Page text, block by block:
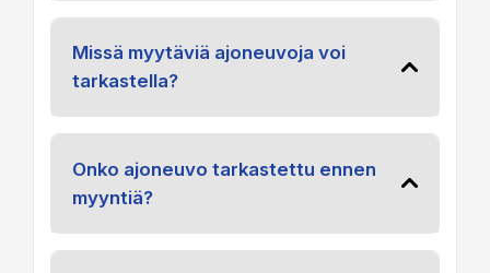
Missä myytäviä ajoneuvoja voi
tarkastella?
Onko ajoneuvo tarkastettu ennen
myyntiä?